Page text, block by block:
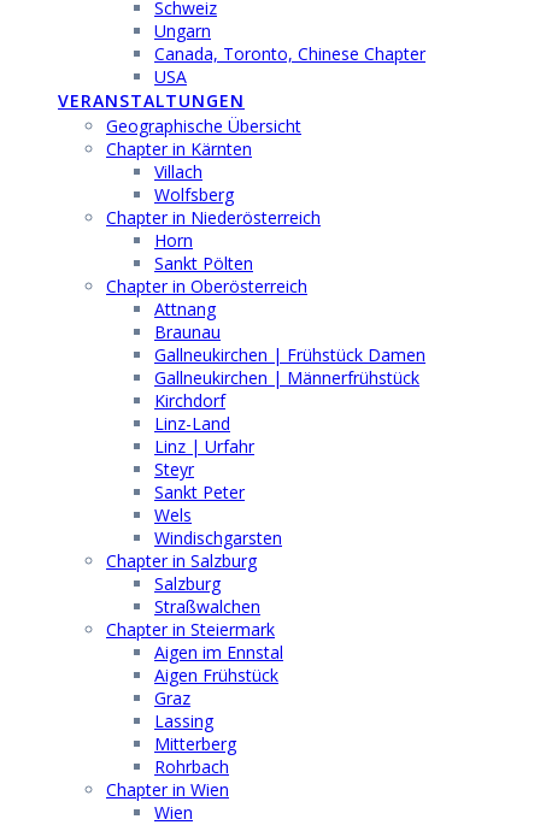
Schweiz
Ungarn
Canada, Toronto, Chinese Chapter
USA
VERANSTALTUNGEN
Geographische Übersicht
Chapter in Kärnten
Villach
Wolfsberg
Chapter in Niederösterreich
Horn
Sankt Pölten
Chapter in Oberösterreich
Attnang
Braunau
Gallneukirchen | Frühstück Damen
Gallneukirchen | Männerfrühstück
Kirchdorf
Linz-Land
Linz | Urfahr
Steyr
Sankt Peter
Wels
Windischgarsten
Chapter in Salzburg
Salzburg
Straßwalchen
Chapter in Steiermark
Aigen im Ennstal
Aigen Frühstück
Graz
Lassing
Mitterberg
Rohrbach
Chapter in Wien
Wien